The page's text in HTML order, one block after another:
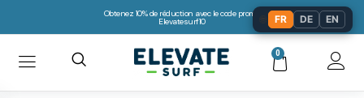
Obtenez 10% de réduction avec le code promo:
Elevatesurf10
0
FR DE EN